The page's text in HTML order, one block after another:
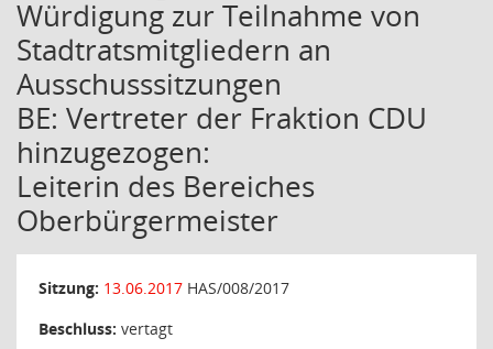
Würdigung zur Teilnahme von
Stadtratsmitgliedern an
Ausschusssitzungen
BE: Vertreter der Fraktion CDU
hinzugezogen:
Leiterin des Bereiches
Oberbürgermeister
Sitzung: 13.06.2017 HAS/008/2017
Beschluss: vertagt